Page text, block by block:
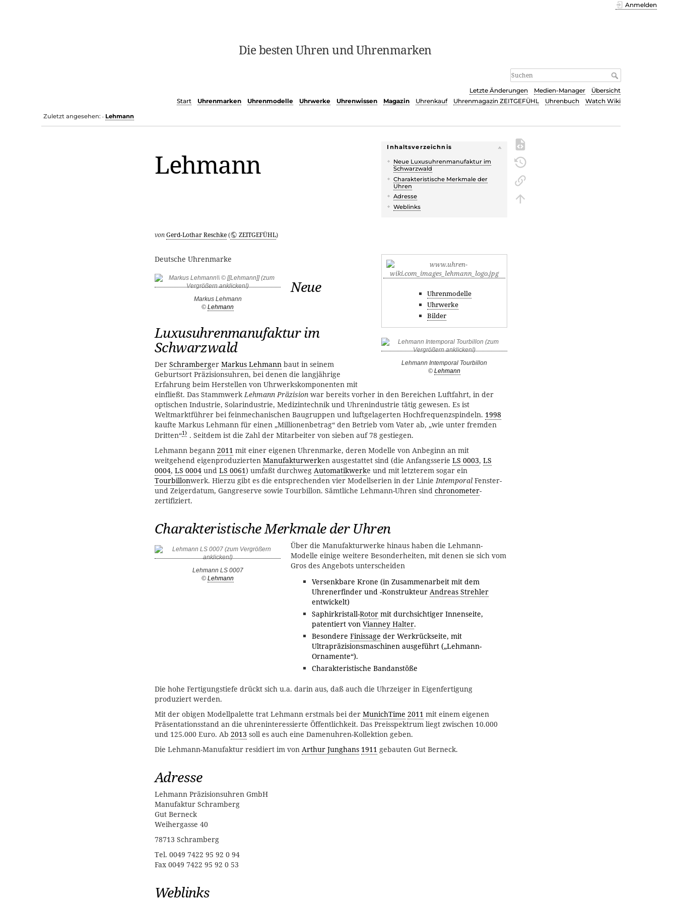
Die besten Uhren und Uhrenmarken
Anmelden
Letzte Änderungen Medien-Manager
Übersicht
Start
Uhrenmarken Uhrenmodelle Uhrwerke Uhrenwissen Magazin Uhrenkauf Uhrenmagazin ZEITGEFÜHL Uhrenbuch Watch Wiki
Zuletzt angesehen: • Lehmann
Inhaltsverzeichnis
Neue Luxusuhrenmanufaktur im
Schwarzwald
Charakteristische Merkmale der
Uhren
Adresse
Weblinks
Lehmann
vonGerd-Lothar Reschke( ZEITGEFÜHL)
Uhrenmodelle
Uhrwerke
Bilder
Deutsche Uhrenmarke
Markus Lehmann
© Lehmann
Lehmann Intemporal Tourbillon
© Lehmann
Neue
Luxusuhrenmanufaktur im
Schwarzwald
Der Schramberger Markus Lehmann baut in seinem
Geburtsort Präzisionsuhren, bei denen die langjährige
Erfahrung beim Herstellen von Uhrwerkskomponenten mit
einfließt. Das StammwerkLehmann Präzision war bereits vorher in den Bereichen Luftfahrt, in der
optischen Industrie, Solarindustrie, Medizintechnik und Uhrenindustrie tätig gewesen. Es ist
Weltmarktführer bei feinmechanischen Baugruppen und luftgelagerten Hochfrequenzspindeln. 1998
kaufte Markus Lehmann für einen „Millionenbetrag“ den Betrieb vom Vater ab, „wie unter fremden
Dritten“1) . Seitdem ist die Zahl der Mitarbeiter von sieben auf 78 gestiegen.
Lehmann begann 2011 mit einer eigenen Uhrenmarke, deren Modelle von Anbeginn an mit
weitgehend eigenproduzierten Manufakturwerken ausgestattet sind (die Anfangsserie LS 0003, LS
0004, LS 0004 und LS 0061) umfaßt durchweg Automatikwerke und mit letzterem sogar ein
Tourbillonwerk. Hierzu gibt es die entsprechenden vier Modellserien in der LinieIntemporal Fenster-
und Zeigerdatum, Gangreserve sowie Tourbillon. Sämtliche Lehmann-Uhren sind chronometer-
zertifiziert.
Charakteristische Merkmale der Uhren
Lehmann LS 0007
© Lehmann
Über die Manufakturwerke hinaus haben die Lehmann-
Modelle einige weitere Besonderheiten, mit denen sie sich vom
Gros des Angebots unterscheiden
Versenkbare Krone (in Zusammenarbeit mit dem
Uhrenerfinder und -Konstrukteur Andreas Strehler
entwickelt)
Saphirkristall-Rotormit durchsichtiger Innenseite,
patentiert von Vianney Halter.
Besondere Finissage der Werkrückseite, mit
Ultrapräzisionsmaschinen ausgeführt („Lehmann-
Ornamente“).
Charakteristische Bandanstöße
Die hohe Fertigungstiefe drückt sich u.a. darin aus, daß auch die Uhrzeiger in Eigenfertigung
produziert werden.
Mit der obigen Modellpalette trat Lehmann erstmals bei der MunichTime 2011 mit einem eigenen
Präsentationsstand an die uhreninteressierte Öffentlichkeit. Das Preisspektrum liegt zwischen 10.000
und 125.000 Euro. Ab 2013 soll es auch eine Damenuhren-Kollektion geben.
Die Lehmann-Manufaktur residiert im von Arthur Junghans 1911 gebauten Gut Berneck.
Adresse
Lehmann Präzisionsuhren GmbH
Manufaktur Schramberg
Gut Berneck
Weihergasse 40
78713 Schramberg
Tel. 0049 7422 95 92 0 94
Fax 0049 7422 95 92 0 53
Weblinks